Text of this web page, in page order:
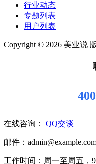
行业动态
专题列表
用户列表
Copyright © 2026 美业说
在线咨询： QQ交谈
邮件：
工作时间：周一至周五，